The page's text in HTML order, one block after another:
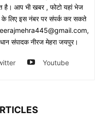
है। आप भी खबर , फोटो यहां भेज
लिए इस नंबर पर संपर्क कर सकते
संपादक नीरज मेहरा जयपुर।
Youtube